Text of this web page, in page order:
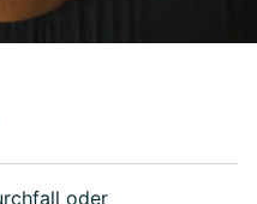
oder